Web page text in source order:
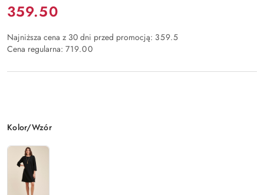
Cena:
359.50
Najniższa cena z 30 dni przed promocją: 359.5
Cena regularna: 719.00
Wariant
Kolor/Wzór